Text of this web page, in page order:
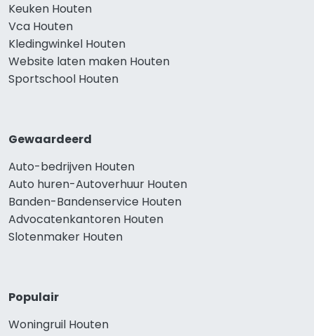
Keuken Houten
Vca Houten
Kledingwinkel Houten
Website laten maken Houten
Sportschool Houten
Gewaardeerd
Auto-bedrijven Houten
Auto huren-Autoverhuur Houten
Banden-Bandenservice Houten
Advocatenkantoren Houten
Slotenmaker Houten
Populair
Woningruil Houten